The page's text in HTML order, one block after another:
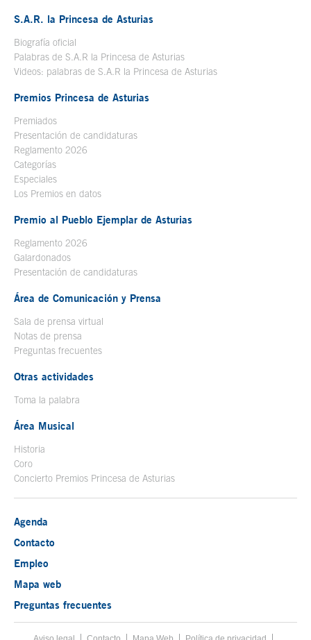
S.A.R. la Princesa de Asturias
Biografía oficial
Palabras de S.A.R la Princesa de Asturias
Videos: palabras de S.A.R la Princesa de Asturias
Premios Princesa de Asturias
Premiados
Presentación de candidaturas
Reglamento 2026
Categorías
Especiales
Los Premios en datos
Premio al Pueblo Ejemplar de Asturias
Reglamento 2026
Galardonados
Presentación de candidaturas
Área de Comunicación y Prensa
Sala de prensa virtual
Notas de prensa
Preguntas frecuentes
Otras actividades
Toma la palabra
Área Musical
Historia
Coro
Concierto Premios Princesa de Asturias
Agenda
Contacto
Empleo
Mapa web
Preguntas frecuentes